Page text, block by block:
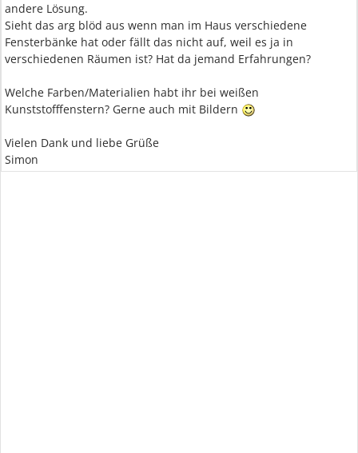
andere Lösung.
Sieht das arg blöd aus wenn man im Haus verschiedene
Fensterbänke hat oder fällt das nicht auf, weil es ja in
verschiedenen Räumen ist? Hat da jemand Erfahrungen?
Welche Farben/Materialien habt ihr bei weißen
Kunststofffenstern? Gerne auch mit Bildern
Vielen Dank und liebe Grüße
Simon